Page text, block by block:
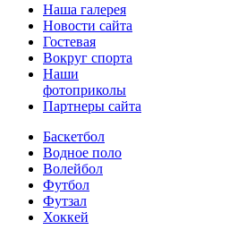
Наша галерея
Новости сайта
Гостевая
Вокруг спорта
Наши
фотоприколы
Партнеры сайта
Баскетбол
Водное поло
Волейбол
Футбол
Футзал
Хоккей